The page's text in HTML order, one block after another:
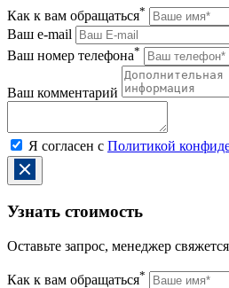
Как к вам обращаться*
Ваш e-mail
Ваш номер телефона*
Ваш комментарий
Я согласен с Политикой
Узнать стоимость
Оставьте запрос, менеджер
Как к вам обращаться*